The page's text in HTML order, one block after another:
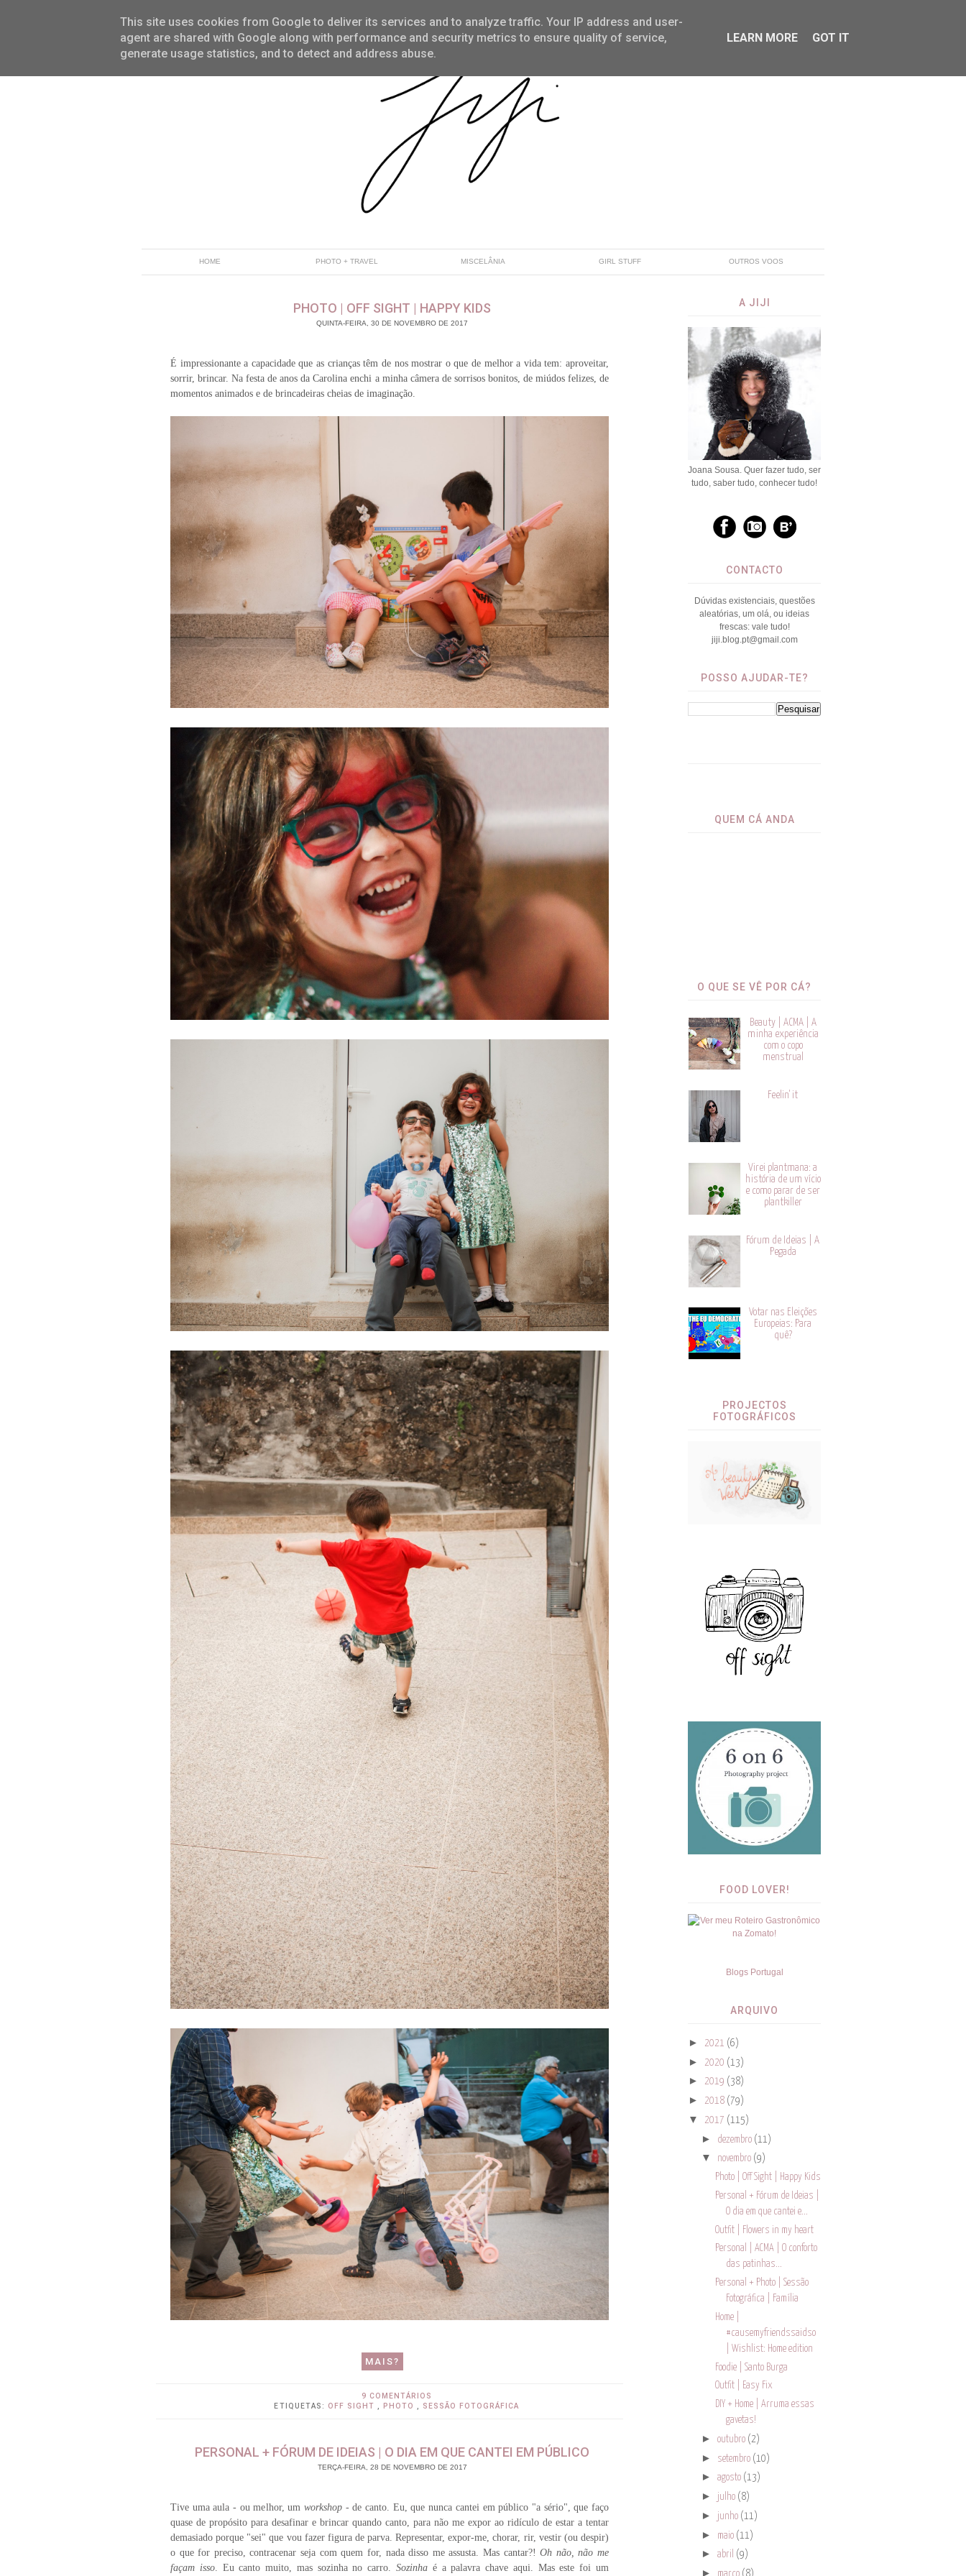
HOME PHOTO + TRAVEL MISCELÂNIA GIRL STUFF OUTROS VOOS
A JIJI
Joana Sousa. Quer fazer tudo, ser
tudo, saber tudo, conhecer tudo!
CONTACTO
Dúvidas existenciais, questões
aleatórias, um olá, ou ideias
frescas: vale tudo!
jiji.blog.pt@gmail.com
POSSO AJUDAR-TE?
QUEM CÁ ANDA
O QUE SE VÊ POR CÁ?
Beauty | ACMA | A
minha experiência
com o copo
menstrual
Feelin' it
Virei plantmana: a
história de um vício
e como parar de ser
plantkiller
Fórum de Ideias | A
Pegada
Votar nas Eleições
Europeias: Para
quê?
PROJECTOS
FOTOGRÁFICOS
FOOD LOVER!
Blogs Portugal
ARQUIVO
► 2021 (6)
► 2020 (13)
► 2019 (38)
► 2018 (79)
▼ 2017 (115)
► dezembro (11)
▼ novembro (9)
Photo | Off Sight | Happy Kids
Personal + Fórum de Ideias |
O dia em que cantei e...
Outfit | Flowers in my heart
Personal | ACMA | O conforto
das patinhas...
Personal + Photo | Sessão
Fotográfica | Família
Home |
#causemyfriendssaidso
| Wishlist: Home edition
Foodie | Santo Burga
Outfit | Easy Fix
DIY + Home | Arruma essas
gavetas!
► outubro (2)
► setembro (10)
► agosto (13)
► julho (8)
► junho (11)
► maio (11)
► abril (9)
► março (8)
PHOTO | OFF SIGHT | HAPPY KIDS
QUINTA-FEIRA, 30 DE NOVEMBRO DE 2017
É impressionante a capacidade que as crianças têm de nos mostrar o que de melhor a vida tem: aproveitar,
sorrir, brincar. Na festa de anos da Carolina enchi a minha câmera de sorrisos bonitos, de miúdos felizes, de
momentos animados e de brincadeiras cheias de imaginação.
MAIS?
9 COMENTÁRIOS
ETIQUETAS:
OFF SIGHT PHOTO SESSÃO FOTOGRÁFICA
PERSONAL + FÓRUM DE IDEIAS | O DIA EM QUE CANTEI EM PÚBLICO
TERÇA-FEIRA, 28 DE NOVEMBRO DE 2017
Tive uma aula - ou melhor, um workshop- de canto. Eu, que nunca cantei em público "a sério", que faço
quase de propósito para desafinar e brincar quando canto, para não me expor ao ridículo de estar a tentar
demasiado porque "sei" que vou fazer figura de parva. Representar, expor-me, chorar, rir, vestir (ou despir)
o que for preciso, contracenar seja com quem for, nada disso me assusta. Mas cantar?!Oh não, não me
façam isso. Eu canto muito, mas sozinha no carro.Sozinha é a palavra chave aqui. Mas este foi um
This site uses cookies from Google to deliver its services and to analyze traffic. Your IP address and user-
agent are shared with Google along with performance and security metrics to ensure quality of service,
generate usage statistics, and to detect and address abuse.
LEARN MORE GOT IT